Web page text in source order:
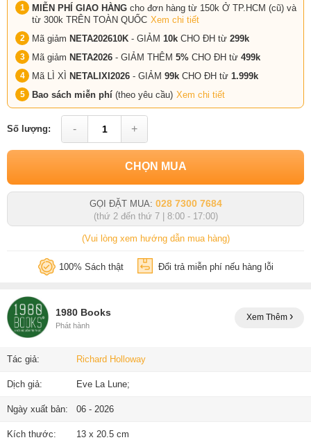
MIỄN PHÍ GIAO HÀNG cho đơn hàng từ 150k Ở TP.HCM (cũ) và
từ 300k TRÊN TOÀN QUỐC Xem chi tiết
Mã giảm NETA202610K - GIẢM 10k CHO ĐH từ 299k
Mã giảm NETA2026 - GIẢM THÊM 5% CHO ĐH từ 499k
Mã LÌ XÌ NETALIXI2026 - GIẢM 99k CHO ĐH từ 1.999k
Bao sách miễn phí (theo yêu cầu) Xem chi tiết
Số lượng: - +
CHỌN MUA
GỌI ĐẶT MUA: 028 7300 7684
(thứ 2 đến thứ 7 | 8:00 - 17:00)
(Vui lòng xem hướng dẫn mua hàng)
100% Sách thật Đổi trả miễn phí nếu hàng lỗi
1980 Books
Phát hành
Xem Thêm
Tác giả: Richard Holloway
Dịch giả: Eve La Lune;
Ngày xuất bản: 06 - 2026
Kích thước: 13 x 20.5 cm